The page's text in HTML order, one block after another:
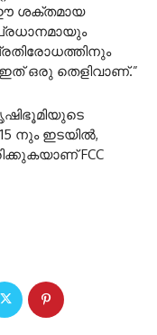
ശക്തമായ
ഒരു തെളിവാണ്.”
നും ഇടയിൽ,
FCC